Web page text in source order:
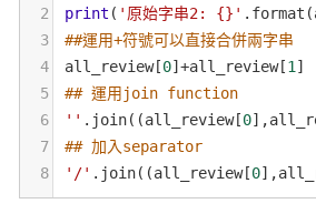
2
print ( '原始字串2: {}' . format (
3
##運用+符號可以直接合併兩字串
4
all_review[0] +all_review[1 ]
5
## 運用join function
6
'' . join((all_review[0],
7
## 加入separator
8
'/' . join((all_review[0],